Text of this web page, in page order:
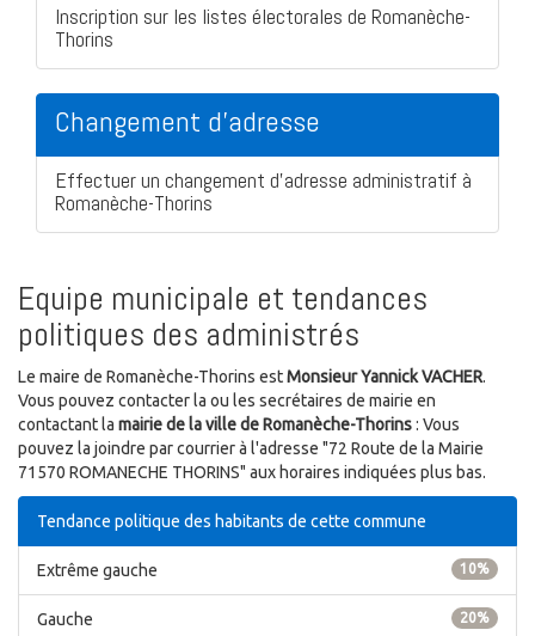
Inscription sur les listes électorales de Romanèche-
Thorins
Changement d'adresse
Effectuer un changement d'adresse administratif à
Romanèche-Thorins
Equipe municipale et tendances
politiques des administrés
Le maire de Romanèche-Thorins estMonsieur Yannick VACHER.
Vous pouvez contacter la ou les secrétaires de mairie en
contactant la mairie de la ville de Romanèche-Thorins: Vous
pouvez la joindre par courrier à l'adresse "72 Route de la Mairie
71570 ROMANECHE THORINS" aux horaires indiquées plus bas.
Tendance politique des habitants de cette commune
10%
Extrême gauche
20%
Gauche